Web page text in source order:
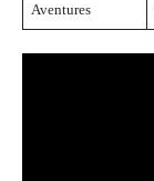
Aventures